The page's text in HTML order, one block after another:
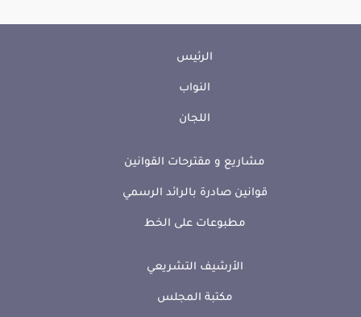
الرئيس
النواب
اللجان
مشاريع و مقترحات القوانين
قوانين صادرة بالرائد الرسمي
مطبوعات على الخط
الأرشيف التشريعي
مكتبة المجلس